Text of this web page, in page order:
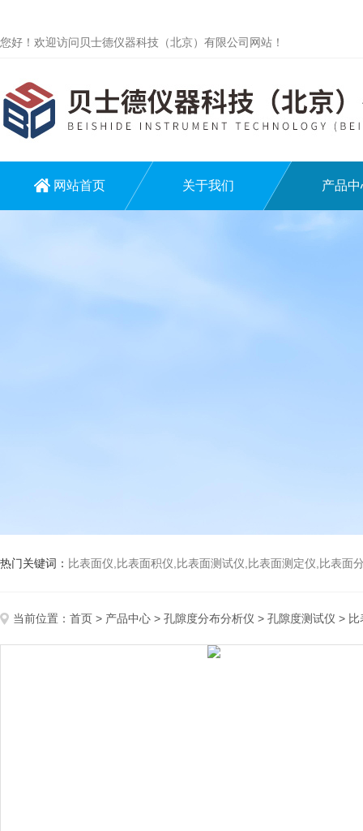
您好！欢迎访问贝士德仪器科技（北京）有限公司网站！
网站首页 关于我们 产品中
热门关键词： 比表面仪,比表面积仪,比表面测试仪,比表面测定仪,比表面分析仪,比表
当前位置： 首页 > 产品中心 > 孔隙度分布分析仪 > 孔隙度测试仪 > 比